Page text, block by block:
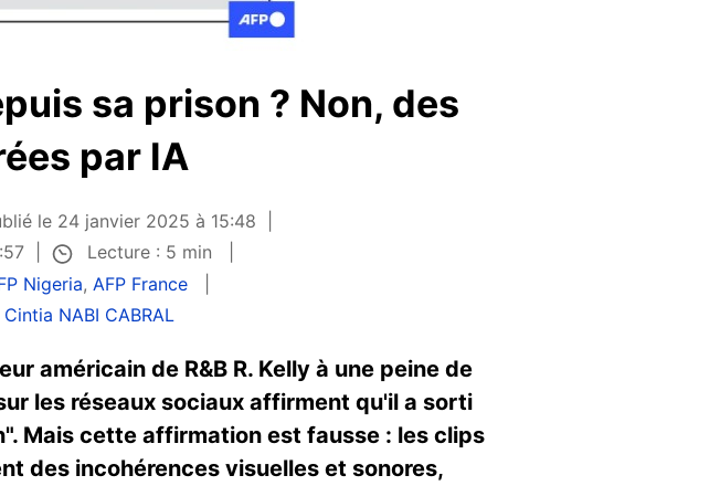
sa prison ? Non, des
par IA
le 24 janvier 2025 à 15:48
Lecture : 5 min
Nigeria, AFP France
Cintia NABI CABRAL
américain de R&B R. Kelly à une peine de
les réseaux sociaux affirment qu'il a sorti
Mais cette affirmation est fausse : les clips
des incohérences visuelles et sonores,